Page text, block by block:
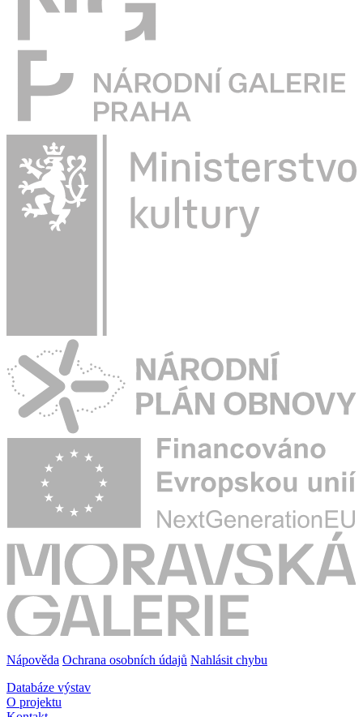
Nápověda Ochrana osobních údajů Nahlásit chybu
Databáze výstav
O projektu